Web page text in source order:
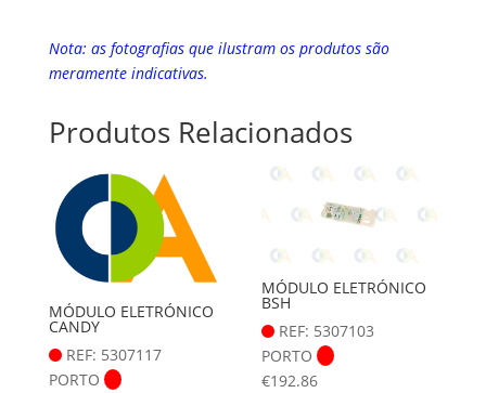
Nota: as fotografias que ilustram os produtos são
meramente indicativas.
Produtos Relacionados
MÓDULO ELETRÓNICO
CANDY
REF: 5307117
PORTO
MÓDULO ELETRÓNICO
BSH
REF: 5307103
PORTO
€192.86